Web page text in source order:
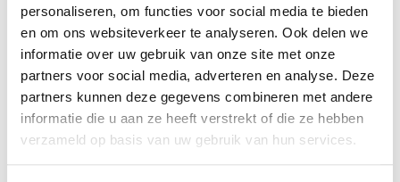
personaliseren, om functies voor social media te bieden
en om ons websiteverkeer te analyseren. Ook delen we
informatie over uw gebruik van onze site met onze
partners voor social media, adverteren en analyse. Deze
partners kunnen deze gegevens combineren met andere
informatie die u aan ze heeft verstrekt of die ze hebben
verzameld op basis van uw gebruik van hun services.
Toutes autres questions :
WhatsApp
let's chat!
+32 11 98 84 11